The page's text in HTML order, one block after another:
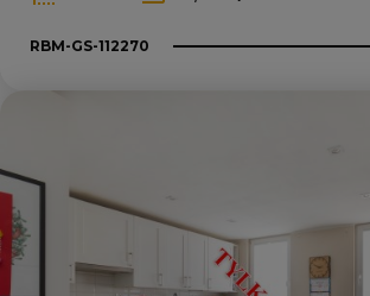
RBM-GS-112270